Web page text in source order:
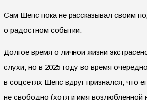
Сам Шепс пока не рассказывал своим
о радостном событии.
Долгое время о личной жизни
слухи, но в 2025 году во время
в соцсетях Шепс вдруг признался, что
не свободно (хотя и имя возлюбленной